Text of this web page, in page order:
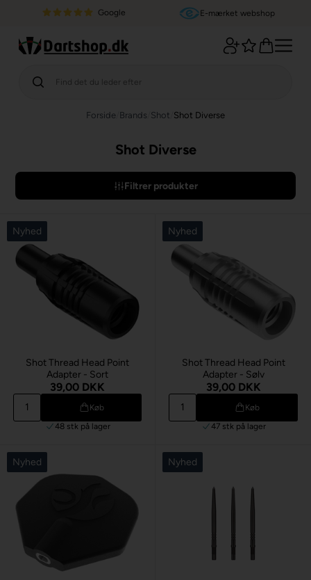
Google E-mærket webshop
Forside Brands Shot Shot Diverse
Shot Diverse
Filtrer produkter
Nyhed
Shot Thread Head Point
Adapter - Sort
39,00 DKK
Køb
48 stk på lager
Nyhed
Shot Thread Head Point
Adapter - Sølv
39,00 DKK
Køb
47 stk på lager
Nyhed Nyhed